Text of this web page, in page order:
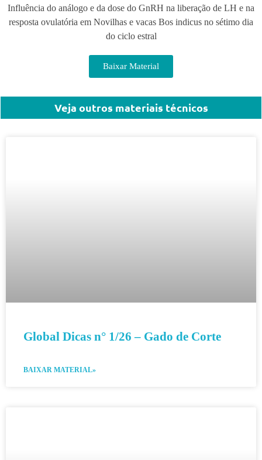
Influência do análogo e da dose do GnRH na liberação de LH e na
resposta ovulatória em Novilhas e vacas Bos indicus no sétimo dia
do ciclo estral
Baixar Material
Veja outros materiais técnicos
Global Dicas n° 1/26 – Gado de Corte
BAIXAR MATERIAL»